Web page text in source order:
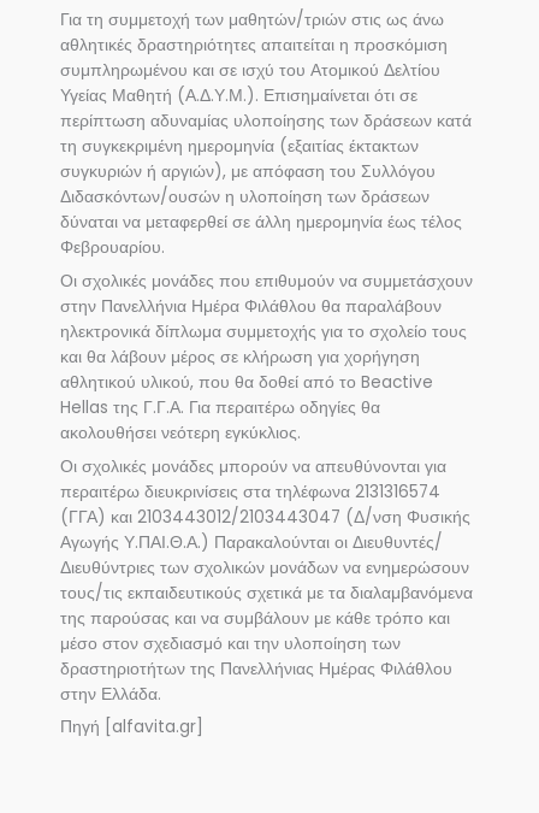
Για τη συμμετοχή των μαθητών/τριών στις ως άνω
αθλητικές δραστηριότητες απαιτείται η προσκόμιση
συμπληρωμένου και σε ισχύ του Ατομικού Δελτίου
Υγείας Μαθητή (Α.Δ.Υ.Μ.). Επισημαίνεται ότι σε
περίπτωση αδυναμίας υλοποίησης των δράσεων κατά
τη συγκεκριμένη ημερομηνία (εξαιτίας έκτακτων
συγκυριών ή αργιών), με απόφαση του Συλλόγου
Διδασκόντων/ουσών η υλοποίηση των δράσεων
δύναται να μεταφερθεί σε άλλη ημερομηνία έως τέλος
Φεβρουαρίου.
Οι σχολικές μονάδες που επιθυμούν να συμμετάσχουν
στην Πανελλήνια Ημέρα Φιλάθλου θα παραλάβουν
ηλεκτρονικά δίπλωμα συμμετοχής για το σχολείο τους
και θα λάβουν μέρος σε κλήρωση για χορήγηση
αθλητικού υλικού, που θα δοθεί από το Beactive
Hellas της Γ.Γ.Α. Για περαιτέρω οδηγίες θα
ακολουθήσει νεότερη εγκύκλιος.
Οι σχολικές μονάδες μπορούν να απευθύνονται για
περαιτέρω διευκρινίσεις στα τηλέφωνα 2131316574
(ΓΓΑ) και 2103443012/2103443047 (Δ/νση Φυσικής
Αγωγής Υ.ΠΑΙ.Θ.Α.) Παρακαλούνται οι Διευθυντές/
Διευθύντριες των σχολικών μονάδων να ενημερώσουν
τους/τις εκπαιδευτικούς σχετικά με τα διαλαμβανόμενα
της παρούσας και να συμβάλουν με κάθε τρόπο και
μέσο στον σχεδιασμό και την υλοποίηση των
δραστηριοτήτων της Πανελλήνιας Ημέρας Φιλάθλου
στην Ελλάδα.
Πηγή [alfavita.gr]